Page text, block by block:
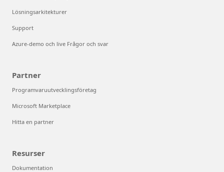
Lösningsarkitekturer
Support
Azure-demo och live Frågor och svar
Partner
Programvaruutvecklingsföretag
Microsoft Marketplace
Hitta en partner
Resurser
Dokumentation